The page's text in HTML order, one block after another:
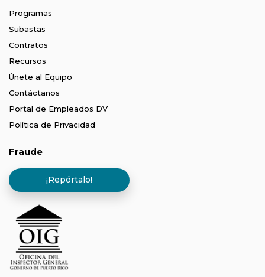
Programas
Subastas
Contratos
Recursos
Únete al Equipo
Contáctanos
Portal de Empleados DV
Política de Privacidad
Fraude
¡Repórtalo!